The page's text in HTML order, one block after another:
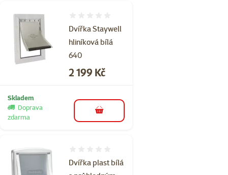
Dvířka Staywell
hliníková bílá
640
Cena
2 199 Kč
Skladem
Doprava
zdarma
do košíku
Dvířka plast bílá